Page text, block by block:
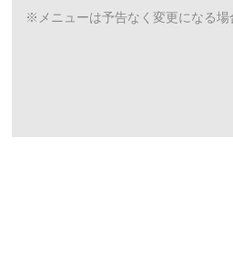
※メニューは予告なく変更になる場